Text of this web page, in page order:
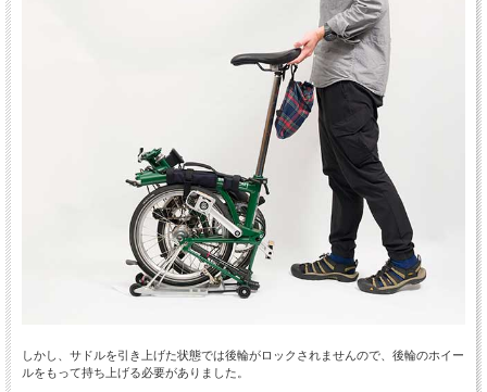
しかし、サドルを引き上げた状態では後輪がロックされませんので、後輪のホイー
ルをもって持ち上げる必要がありました。